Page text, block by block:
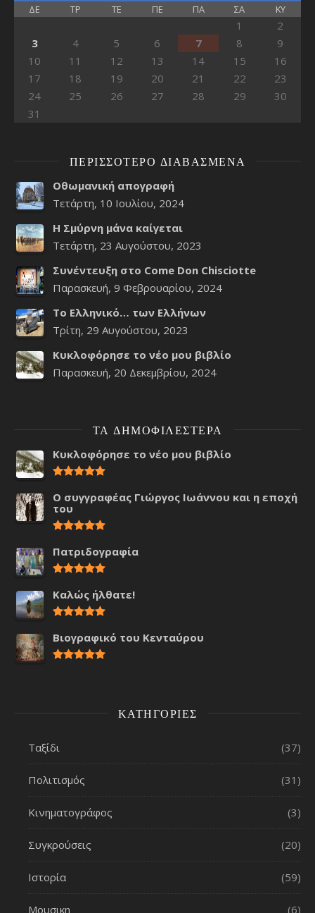
ΔΕ ΤΡ ΤΕ ΠΕ ΠΑ ΣΑ ΚΥ
1
2
3
4 5 6 7 8
9
10
11 12 13 14 15
16
17
18 19 20 21 22
23
24
25 26 27 28 29
30
31
ΠΕΡΙΣΣΌΤΕΡΟ ΔΙΑΒΑΣΜΈΝΑ
Οθωμανική απογραφή
Τετάρτη, 10 Ιουλίου, 2024
Η Σμύρνη μάνα καίγεται
Τετάρτη, 23 Αυγούστου, 2023
Συνέντευξη στο Come Don Chisciotte
Παρασκευή, 9 Φεβρουαρίου, 2024
Το Ελληνικό… των Ελλήνων
Τρίτη, 29 Αυγούστου, 2023
Κυκλοφόρησε το νέο μου βιβλίο
Παρασκευή, 20 Δεκεμβρίου, 2024
ΤΑ ΔΗΜΟΦΙΛΈΣΤΕΡΑ
Κυκλοφόρησε το νέο μου βιβλίο
Ο συγγραφέας Γιώργος Ιωάννου και η εποχή
του
Πατριδογραφία
Καλώς ήλθατε!
Βιογραφικό του Κενταύρου
ΚΑΤΗΓΟΡΊΕΣ
Ταξίδι (37)
Πολιτισμός (31)
Κινηματογράφος (3)
Συγκρούσεις (20)
Ιστορία (59)
Μουσικη (6)